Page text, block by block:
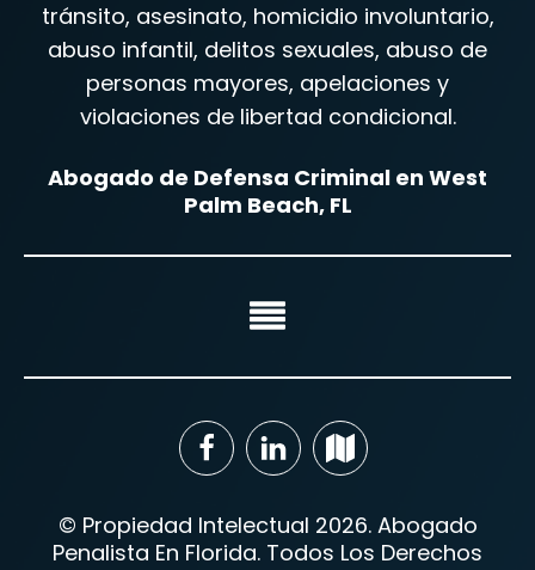
tránsito, asesinato, homicidio involuntario,
abuso infantil, delitos sexuales, abuso de
personas mayores, apelaciones y
violaciones de libertad condicional.
Abogado de Defensa Criminal en West
Palm Beach, FL
© Propiedad Intelectual 2026. Abogado
Penalista En Florida. Todos Los Derechos